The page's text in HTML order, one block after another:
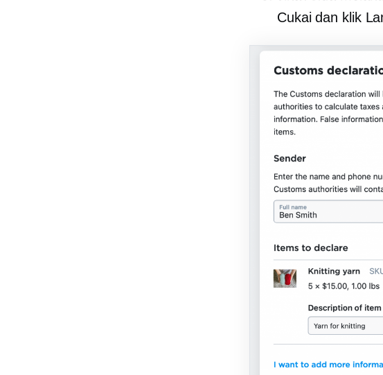
Cukai dan klik